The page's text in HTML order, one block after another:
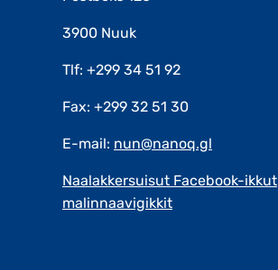
3900 Nuuk
Tlf: +299 34 51 92
Fax: +299 32 51 30
E-mail: nun@nanoq.gl
Naalakkersuisut Facebook-ikkut
malinnaavigikkit